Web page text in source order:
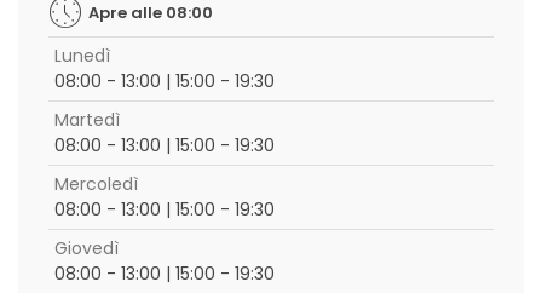
Apre alle 08:00
Lunedì
08:00 - 13:00 | 15:00 - 19:30
Martedì
08:00 - 13:00 | 15:00 - 19:30
Mercoledì
08:00 - 13:00 | 15:00 - 19:30
Giovedì
08:00 - 13:00 | 15:00 - 19:30